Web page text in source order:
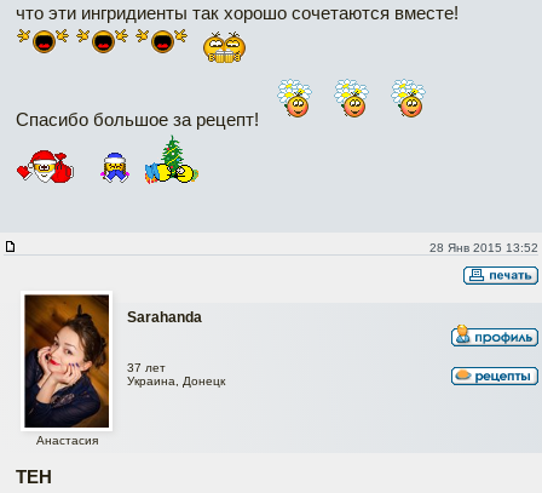
что эти ингридиенты так хорошо сочетаются вместе!
Спасибо большое за рецепт!
28 Янв 2015 13:52
Sarahanda
Анастасия
37 лет
Украина, Донецк
ТЕН